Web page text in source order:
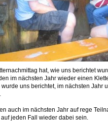
hat, wie uns berichtet
im nächsten Jahr wieder einen
wurde uns berichtet, im nächsten Jahr
auch im nächsten Jahr auf rege
jeden Fall wieder dabei sein.